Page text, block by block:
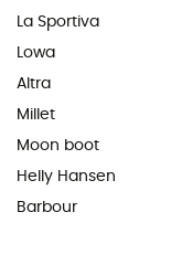
La Sportiva
Lowa
Altra
Millet
Moon boot
Helly Hansen
Barbour